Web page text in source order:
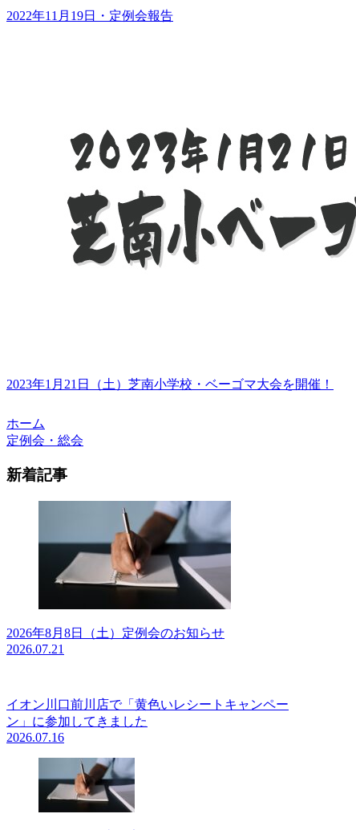
2022年11月19日・定例会報告
2023年1月21日（土）芝南小学校・ベーゴマ大会を開催！
ホーム
定例会・総会
新着記事
2026年8月8日（土）定例会のお知らせ
2026.07.21
イオン川口前川店で「黄色いレシートキャンペー
ン」に参加してきました
2026.07.16